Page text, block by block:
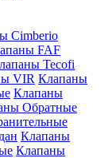
Cimberio
FAF
Tecofi
VIR Клапаны
Клапаны
Обратные
Клапаны
Клапаны